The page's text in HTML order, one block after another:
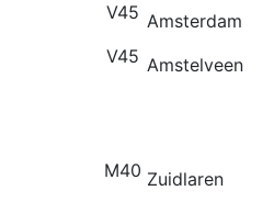
V45 Amsterdam
V45 Amstelveen
M40 Zuidlaren